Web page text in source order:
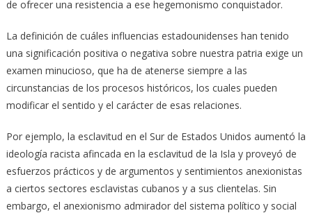
de ofrecer una resistencia a ese hegemonismo conquistador.
La definición de cuáles influencias estadounidenses han tenido
una significación positiva o negativa sobre nuestra patria exige un
examen minucioso, que ha de atenerse siempre a las
circunstancias de los procesos históricos, los cuales pueden
modificar el sentido y el carácter de esas relaciones.
Por ejemplo, la esclavitud en el Sur de Estados Unidos aumentó la
ideología racista afincada en la esclavitud de la Isla y proveyó de
esfuerzos prácticos y de argumentos y sentimientos anexionistas
a ciertos sectores esclavistas cubanos y a sus clientelas. Sin
embargo, el anexionismo admirador del sistema político y social